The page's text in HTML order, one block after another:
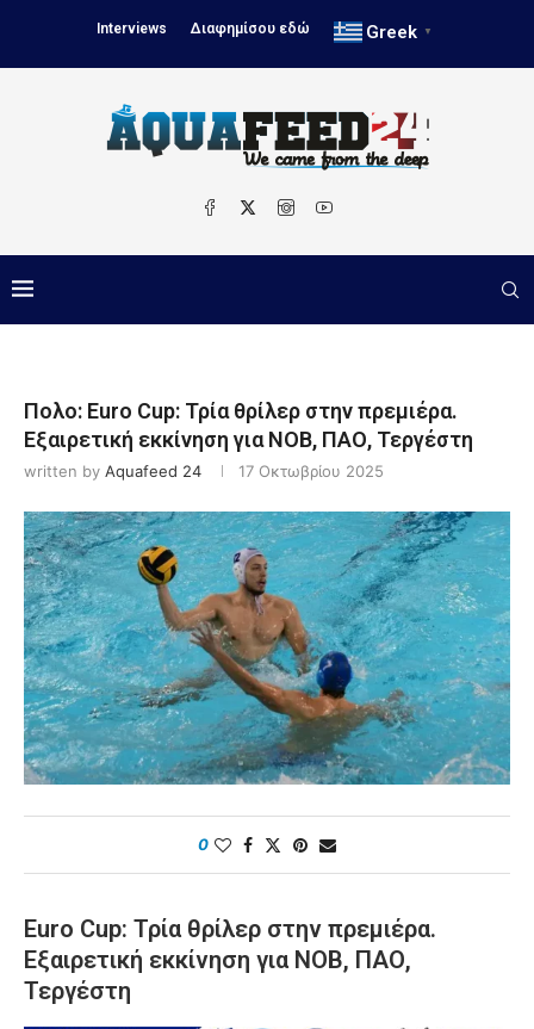
Interviews Διαφημίσου εδώ Greek ▼
Πολο: Euro Cup: Τρία θρίλερ στην πρεμιέρα.
Εξαιρετική εκκίνηση για ΝΟΒ, ΠΑΟ, Τεργέστη
written by Aquafeed 24 17 Οκτωβρίου 2025
0
Euro Cup: Τρία θρίλερ στην πρεμιέρα.
Εξαιρετική εκκίνηση για ΝΟΒ, ΠΑΟ,
Τεργέστη